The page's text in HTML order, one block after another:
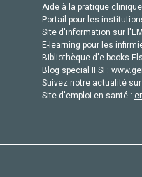
Aide à la pratique
Portail pour les
Site d'information sur
E-learning pour les
Bibliothèque d'e-books
Blog special IFSI :
Suivez notre actualité
Site d'emploi en santé :